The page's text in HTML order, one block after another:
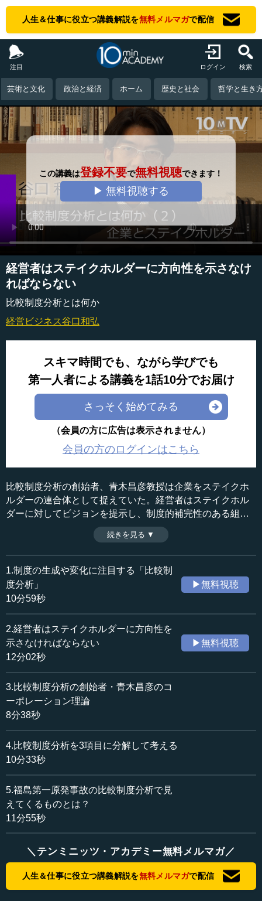
人生＆仕事に役立つ講義解説を無料メルマガで配信
注目 ログイン 検索
芸術と文化 政治と経済 ホーム 歴史と社会 哲学と生き
この講義は登録不要で無料視聴できます！
▶ 無料視聴する
経営者はステイクホルダーに方向性を示さなけ
ればならない
比較制度分析とは何か
経営ビジネス谷口和弘
スキマ時間でも、ながら学びでも
第一人者による講義を1話10分でお届け
さっそく始めてみる
（会員の方に広告は表示されません）
会員の方のログインはこちら
比較制度分析の創始者、青木昌彦教授は企業をステイクホ
ルダーの連合体として捉えていた。経営者はステイクホル
ダーに対してビジョンを提示し、制度的補完性のある組織
をデザインしなければならない。慶應義塾大学商学部教授
の谷口和弘が、比較制度分析から見たフォード・システム
について解説する。（全5話中第2話）
収録日：2017年11月2日
追加日：2018年1月28日
カテゴリー：
ビジネス・経営
≪全文≫
●企業は資源の集合体であり、経営組織である
企業に関しては、エディス・ペンローズという経済学者
ニッツTVで以前お話した、「ダイナミック・ケイパビリテ
ィ」という戦略経営の分野において重要な学者です。
彼女は1959年に『会社成長の理論』を書き、戦略の分野
に非常に大きな影響を及ぼしてきました。ロナルド・コー
スは企業を権限メカニズムとして分析しましたが、彼女に
よると、企業は資源の集合体、さらには経営組織だという
ことになります。経営組織ですから、経営者は資源配分を
行わなければなりません。私たちはよく企業を人・物・
金・情報として捉えますが、これは暗黙のうちに、資源の
集合体だという見方を共有しているということです。
資源はステイクホルダーと呼ばれる人々から集められま
す。ステイクホルダーとは、株主や従業員、経営者です。
株主は企業に対して資本を提供し、従業員は労働力を提供
続きを見る ▼
1.制度の生成や変化に注目する「比較制
度分析」
10分59秒
▶無料視聴
2.経営者はステイクホルダーに方向性を
示さなければならない
12分02秒
▶無料視聴
3.比較制度分析の創始者・青木昌彦のコ
ーポレーション理論
8分38秒
4.比較制度分析を3項目に分解して考える
10分33秒
5.福島第一原発事故の比較制度分析で見
えてくるものとは？
11分55秒
＼テンミニッツ・アカデミー無料メルマガ／
人生＆仕事に役立つ講義解説を無料メルマガで配信